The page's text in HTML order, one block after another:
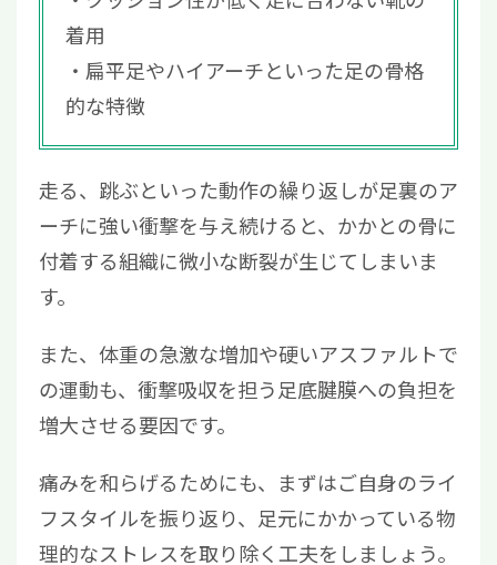
着用
扁平足やハイアーチといった足の骨格
的な特徴
走る、跳ぶといった動作の繰り返しが足裏のア
ーチに強い衝撃を与え続けると、かかとの骨に
付着する組織に微小な断裂が生じてしまいま
す。
また、体重の急激な増加や硬いアスファルトで
の運動も、衝撃吸収を担う足底腱膜への負担を
増大させる要因です。
痛みを和らげるためにも、まずはご自身のライ
フスタイルを振り返り、足元にかかっている物
理的なストレスを取り除く工夫をしましょう。